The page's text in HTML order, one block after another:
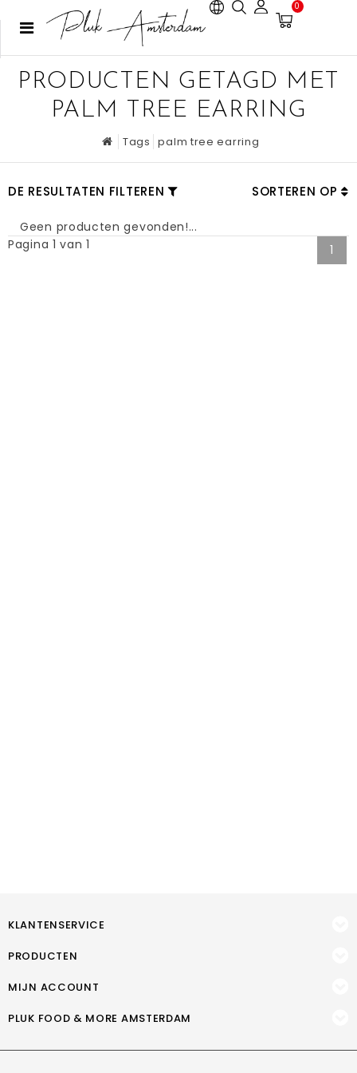
0
PRODUCTEN GETAGD MET
PALM TREE EARRING
Tags palm tree earring
DE RESULTATEN FILTEREN SORTEREN OP
Geen producten gevonden!...
Pagina 1 van 1
1
KLANTENSERVICE
PRODUCTEN
MIJN ACCOUNT
PLUK FOOD & MORE AMSTERDAM